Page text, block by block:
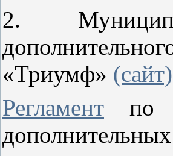
2.
«Триумф» (сайт)
Регламент по